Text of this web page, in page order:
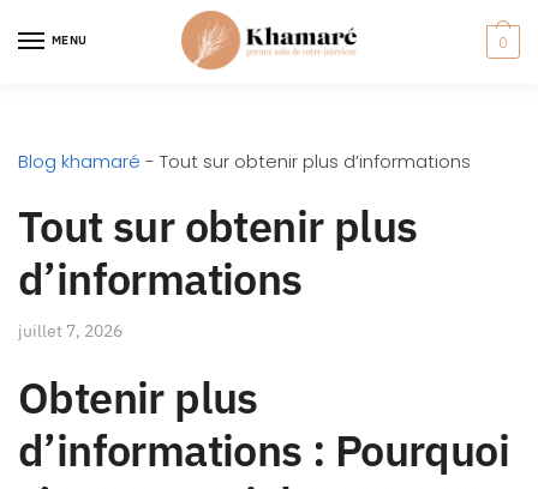
MENU 0
Blog khamaré - Tout sur obtenir plus d’informations
Tout sur obtenir plus
d’informations
juillet 7, 2026
Obtenir plus
d’informations : Pourquoi